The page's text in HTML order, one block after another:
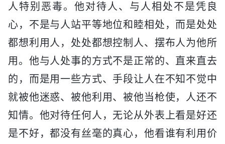
人特别恶毒。他对待人、与人相处不是凭良
心，不是与人站平等地位和睦相处，而是处处
都想利用人，处处都想控制人、摆布人为他所
用。他与人处事的方式不是正常的、直来直去
的，而是用一些方式、手段让人在不知不觉中
就被他迷惑、被他利用、被他当枪使，人还不
知情。他对待任何人，无论从外表上看是好还
是不好，都没有丝毫的真心，他看谁有利用价